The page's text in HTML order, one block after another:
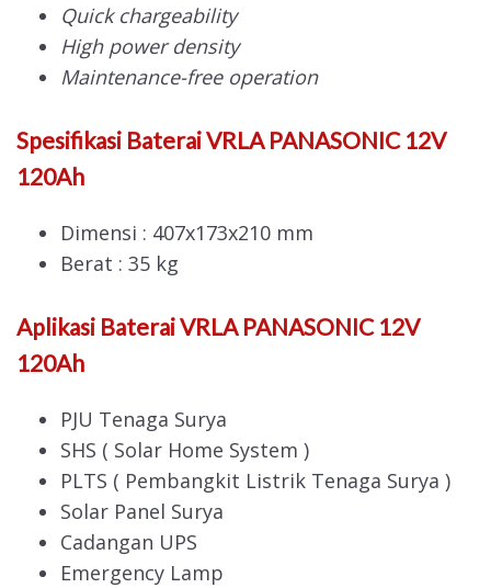
Quick chargeability
High power density
Maintenance-free operation
Spesifikasi Baterai VRLA PANASONIC 12V
120Ah
Dimensi : 407x173x210 mm
Berat : 35 kg
Aplikasi Baterai VRLA PANASONIC 12V
120Ah
PJU Tenaga Surya
SHS ( Solar Home System )
PLTS ( Pembangkit Listrik Tenaga Surya )
Solar Panel Surya
Cadangan UPS
Emergency Lamp